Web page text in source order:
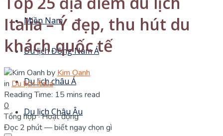
Miền Nam
Du lịch Đông Nam Á
Du lịch châu Á
Du lịch Châu Âu
Italia – Ý đẹp, thu hút du
khách quốc tế
by Kim Oanh
in Du lịch Italia
Reading Time: 15 mins read
0
Tổng hợp · Hoạt động
Đọc 2 phút — biết ngay chọn gì